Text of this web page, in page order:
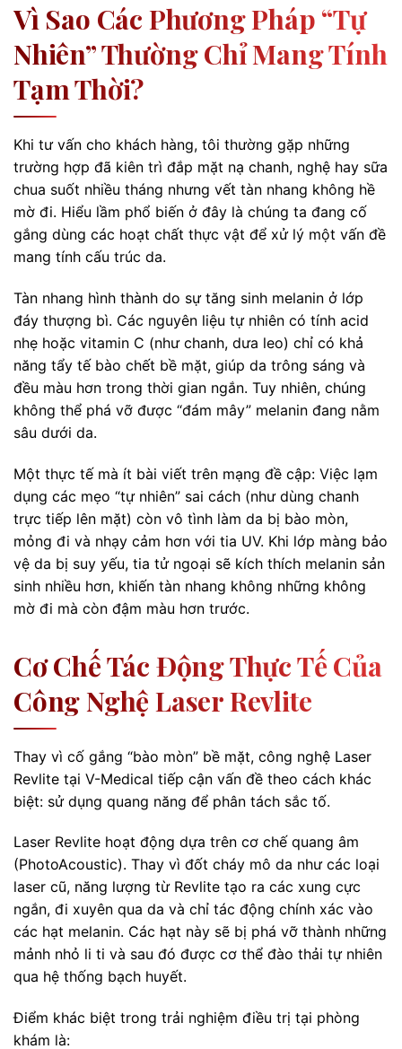
Vì Sao Các Phương Pháp “tự
Nhiên” Thường Chỉ Mang Tính
Tạm Thời?
Khi tư vấn cho khách hàng, tôi thường gặp những
trường hợp đã kiên trì đắp mặt nạ chanh, nghệ hay sữa
chua suốt nhiều tháng nhưng vết tàn nhang không hề
mờ đi. Hiểu lầm phổ biến ở đây là chúng ta đang cố
gắng dùng các hoạt chất thực vật để xử lý một vấn đề
mang tính cấu trúc da.
Tàn nhang hình thành do sự tăng sinh melanin ở lớp
đáy thượng bì. Các nguyên liệu tự nhiên có tính acid
nhẹ hoặc vitamin C (như chanh, dưa leo) chỉ có khả
năng tẩy tế bào chết bề mặt, giúp da trông sáng và
đều màu hơn trong thời gian ngắn. Tuy nhiên, chúng
không thể phá vỡ được “đám mây” melanin đang nằm
sâu dưới da.
Một thực tế mà ít bài viết trên mạng đề cập: Việc lạm
dụng các mẹo “tự nhiên” sai cách (như dùng chanh
trực tiếp lên mặt) còn vô tình làm da bị bào mòn,
mỏng đi và nhạy cảm hơn với tia UV. Khi lớp màng bảo
vệ da bị suy yếu, tia tử ngoại sẽ kích thích melanin sản
sinh nhiều hơn, khiến tàn nhang không những không
mờ đi mà còn đậm màu hơn trước.
Cơ Chế Tác Động Thực Tế Của
Công Nghệ Laser Revlite
Thay vì cố gắng “bào mòn” bề mặt, công nghệ Laser
Revlite tại V-Medical tiếp cận vấn đề theo cách khác
biệt: sử dụng quang năng để phân tách sắc tố.
Laser Revlite hoạt động dựa trên cơ chế quang âm
(PhotoAcoustic). Thay vì đốt cháy mô da như các loại
laser cũ, năng lượng từ Revlite tạo ra các xung cực
ngắn, đi xuyên qua da và chỉ tác động chính xác vào
các hạt melanin. Các hạt này sẽ bị phá vỡ thành những
mảnh nhỏ li ti và sau đó được cơ thể đào thải tự nhiên
qua hệ thống bạch huyết.
Điểm khác biệt trong trải nghiệm điều trị tại phòng
khám là: